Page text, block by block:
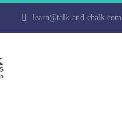
learn@talk-and-chalk.com